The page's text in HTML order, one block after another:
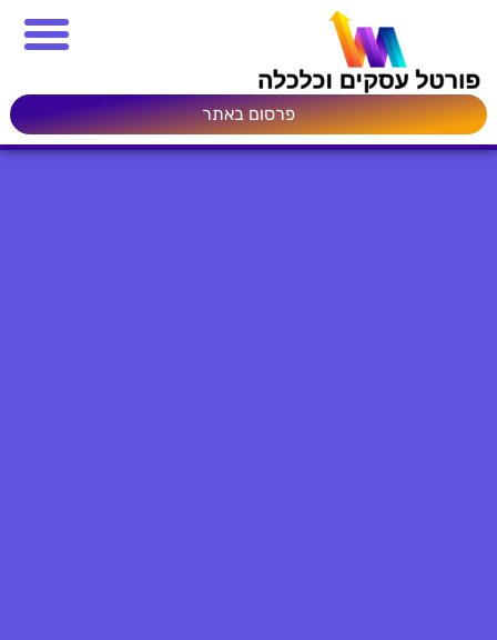
פרסום באתר